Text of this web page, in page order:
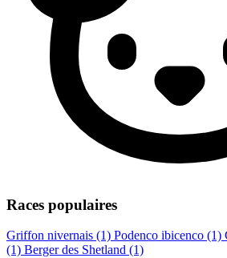
Races populaires
Griffon nivernais (1) Podenco ibicenco (1)
(1) Berger des Shetland (1)